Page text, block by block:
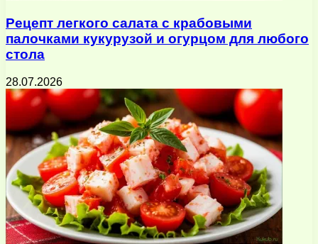
Рецепт легкого салата с крабовыми
палочками кукурузой и огурцом для любого
стола
28.07.2026